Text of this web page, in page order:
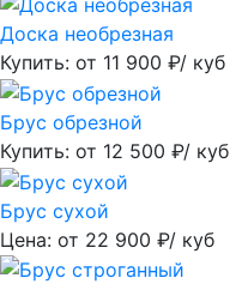
Доска необрезная
Купить: от 11 900 ₽/ куб
Брус обрезной
Купить: от 12 500 ₽/ куб
Брус сухой
Цена: от 22 900 ₽/ куб